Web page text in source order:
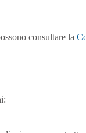
consultare la